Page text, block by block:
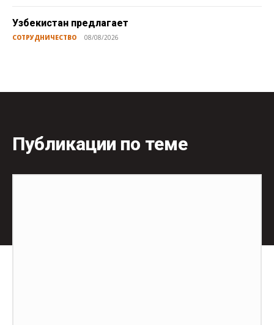
Узбекистан предлагает
СОТРУДНИЧЕСТВО 08/08/2026
Публикации по теме